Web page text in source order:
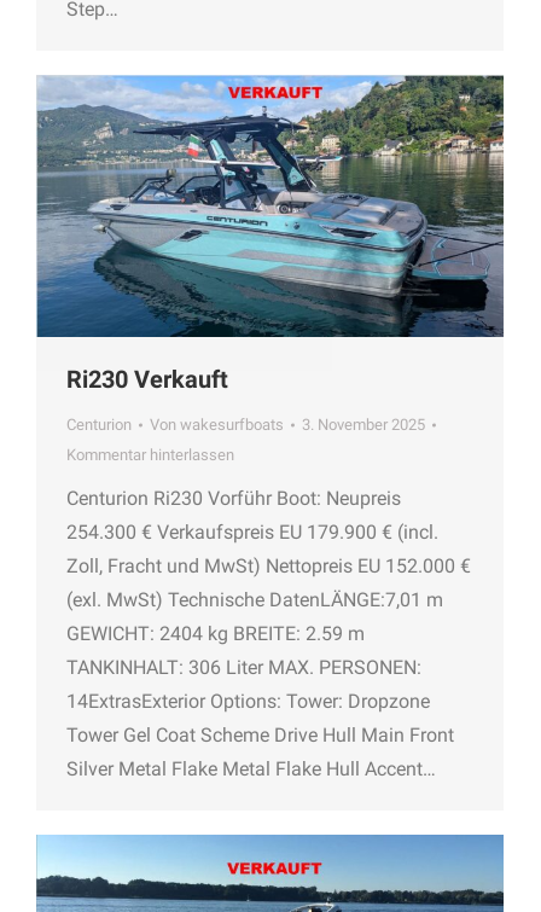
Step…
Ri230 Verkauft
Centurion Von wakesurfboats
3. November 2025
Kommentar hinterlassen
Centurion Ri230 Vorführ Boot: Neupreis
254.300 € Verkaufspreis EU 179.900 € (incl.
Zoll, Fracht und MwSt) Nettopreis EU 152.000 €
(exl. MwSt) Technische DatenLÄNGE:7,01 m
GEWICHT: 2404 kg BREITE: 2.59 m
TANKINHALT: 306 Liter MAX. PERSONEN:
14ExtrasExterior Options: Tower: Dropzone
Tower Gel Coat Scheme Drive Hull Main Front
Silver Metal Flake Metal Flake Hull Accent…